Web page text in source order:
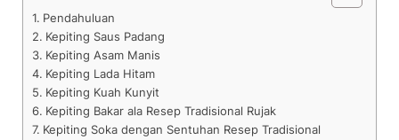
Pendahuluan
Kepiting Saus Padang
Kepiting Asam Manis
Kepiting Lada Hitam
Kepiting Kuah Kunyit
Kepiting Bakar ala Resep Tradisional Rujak
Kepiting Soka dengan Sentuhan Resep Tradisional